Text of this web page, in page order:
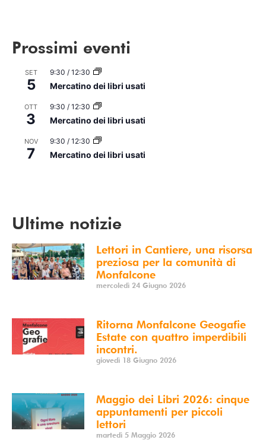
Prossimi eventi
SET
5
9:30 / 12:30
Mercatino dei libri usati
OTT
3
9:30 / 12:30
Mercatino dei libri usati
NOV
7
9:30 / 12:30
Mercatino dei libri usati
Ultime notizie
Lettori in Cantiere, una risorsa
preziosa per la comunità di
Monfalcone
mercoledì 24 Giugno 2026
Ritorna Monfalcone Geogafie
Estate con quattro imperdibili
incontri.
giovedì 18 Giugno 2026
Maggio dei Libri 2026: cinque
appuntamenti per piccoli
lettori
martedì 5 Maggio 2026